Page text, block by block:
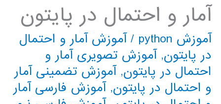
آمار و احتمال در پایتون
آموزش python /آموزش آمار و احتمال
در پایتون,آموزش تصویری آمار و
احتمال در پایتون,آموزش تضمینی آمار
و احتمال در پایتون,آموزش فارسی آمار